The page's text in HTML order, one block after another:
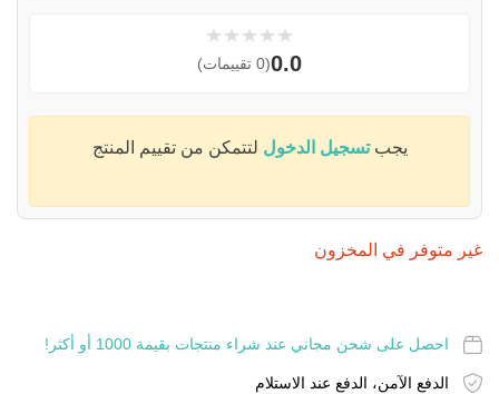
★
★
★
★
★
0.0(0 تقييمات)
يجبتسجيل الدخول لتتمكن من تقييم المنتج
غير متوفر في المخزون
احصل على شحن مجاني عند شراء منتجات بقيمة 1000 أو أكثر!
الدفع الآمن، الدفع عند الاستلام